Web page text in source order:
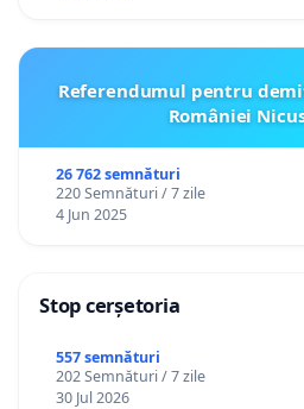
Referendumul pentru
României
26 762 semnături
220 Semnături / 7 zile
4 Jun 2025
Stop cerșetoria
557 semnături
202 Semnături / 7 zile
30 Jul 2026